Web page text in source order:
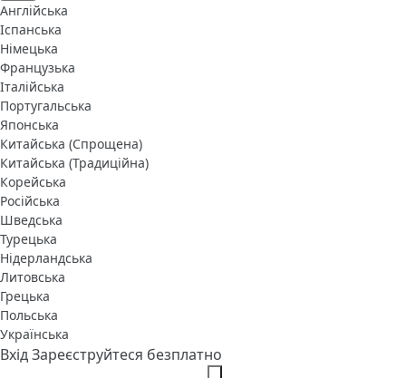
Англійська
Іспанська
Німецька
Французька
Італійська
Португальська
Японська
Китайська (Спрощена)
Китайська (Традиційна)
Корейська
Російська
Шведська
Турецька
Нідерландська
Литовська
Грецька
Польська
Українська
ВхідЗареєструйтеся безплатно